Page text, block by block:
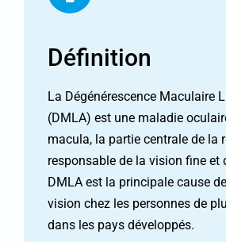
Définition
La Dégénérescence Maculaire
(DMLA) est une maladie
macula, la partie centrale de la
responsable de la vision fine et
DMLA est la principale cause
vision chez les personnes de
dans les pays développés.